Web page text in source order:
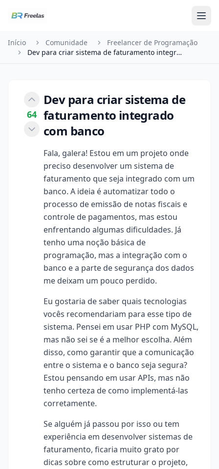
Início Comunidade
Freelancer de Programação
Dev para criar sistema de faturamento integrado …
64
Dev para criar sistema de
faturamento integrado
com banco
Fala, galera! Estou em um projeto onde
preciso desenvolver um sistema de
faturamento que seja integrado com um
banco. A ideia é automatizar todo o
processo de emissão de notas fiscais e
controle de pagamentos, mas estou
enfrentando algumas dificuldades. Já
tenho uma noção básica de
programação, mas a integração com o
banco e a parte de segurança dos dados
me deixam um pouco perdido.
Eu gostaria de saber quais tecnologias
vocês recomendariam para esse tipo de
sistema. Pensei em usar PHP com MySQL,
mas não sei se é a melhor escolha. Além
disso, como garantir que a comunicação
entre o sistema e o banco seja segura?
Estou pensando em usar APIs, mas não
tenho certeza de como implementá-las
corretamente.
Se alguém já passou por isso ou tem
experiência em desenvolver sistemas de
faturamento, ficaria muito grato por
dicas sobre como estruturar o projeto,